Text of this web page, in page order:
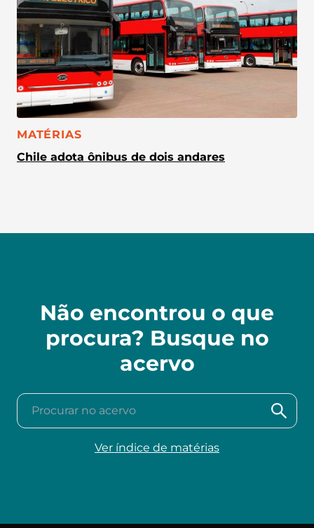
CATEGORIA:
MATÉRIAS
Chile adota ônibus de dois andares
Não encontrou o que
procura? Busque no
acervo
Procurar no acervo
Ver índice de matérias